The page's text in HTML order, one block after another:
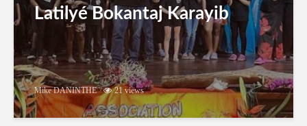
Latilyé Bokantaj Karayib
Mike DANINTHE 21 views